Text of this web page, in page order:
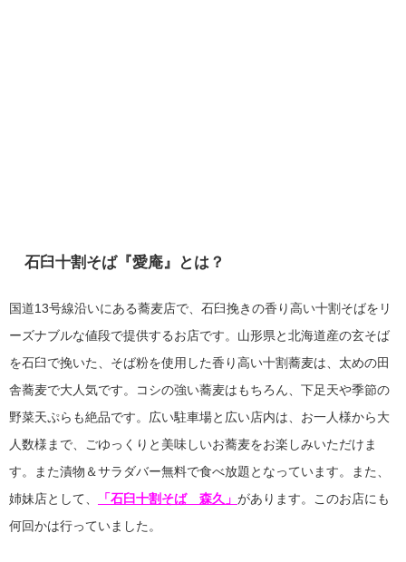
石臼十割そば『愛庵』とは？
国道13号線沿いにある蕎麦店で、石臼挽きの香り高い十割そばをリ
ーズナブルな値段で提供するお店です。山形県と北海道産の玄そば
を石臼で挽いた、そば粉を使用した香り高い十割蕎麦は、太めの田
舎蕎麦で大人気です。コシの強い蕎麦はもちろん、下足天や季節の
野菜天ぷらも絶品です。広い駐車場と広い店内は、お一人様から大
人数様まで、ごゆっくりと美味しいお蕎麦をお楽しみいただけま
す。また漬物＆サラダバー無料で食べ放題となっています。また、
姉妹店として、 「石臼十割そば 森久」 があります。このお店にも
何回かは行っていました。